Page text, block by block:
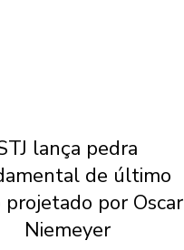
lança pedra
de último
projetado por Oscar
Niemeyer